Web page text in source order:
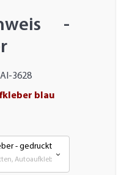
-
AI-3628
blau
- gedruckt
Autoaufkleber, Transfer und